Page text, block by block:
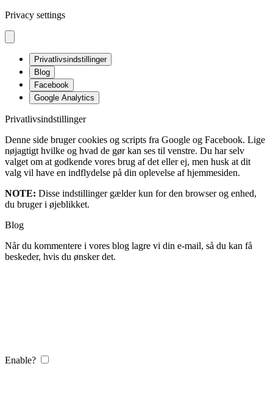
Privacy settings
Privatlivsindstillinger
Blog
Facebook
Google Analytics
Privatlivsindstillinger
Denne side bruger cookies og scripts fra Google og Facebook. Lige
nøjagtigt hvilke og hvad de gør kan ses til venstre. Du har selv
valget om at godkende vores brug af det eller ej, men husk at dit
valg vil have en indflydelse på din oplevelse af hjemmesiden.
NOTE: Disse indstillinger gælder kun for den browser og enhed,
du bruger i øjeblikket.
Blog
Når du kommentere i vores blog lagre vi din e-mail, så du kan få
beskeder, hvis du ønsker det.
Enable?